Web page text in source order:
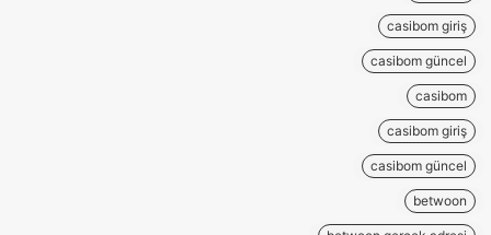
casibom giriş
casibom güncel
casibom
casibom giriş
casibom güncel
betwoon